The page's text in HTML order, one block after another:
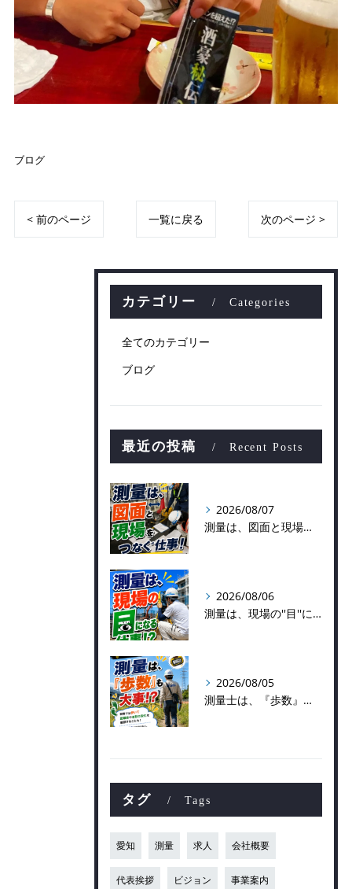
ブログ
< 前のページ 一覧に戻る 次のページ >
カテゴリー Categories
全てのカテゴリー
ブログ
最近の投稿 Recent Posts
2026/08/07
測量は、図面と現場をつなぐ仕事！
2026/08/06
測量は、現場の''目''になる仕事！？
2026/08/05
測量士は、『歩数』も大事！？
タグ Tags
愛知 測量 求人 会社概要
代表挨拶 ビジョン 事業案内